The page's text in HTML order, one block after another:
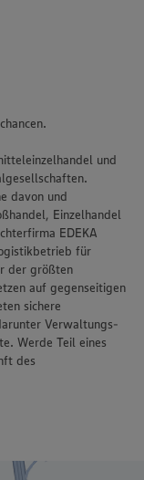
und
davon und
Einzelhandel
EDEKA
für
der größten
auf gegenseitigen
sichere
Verwaltungs-
Werde Teil eines
des